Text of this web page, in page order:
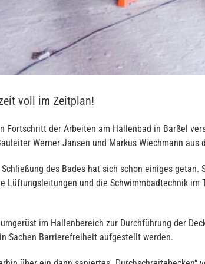
voll im Zeitplan!
Fortschritt der Arbeiten am Hallenbad in Barßel
Werner Jansen und Markus Wiechmann
des Bades hat sich schon einiges
Lüftungsleitungen und die Schwimmbadtechnik
im Hallenbereich zur Durchführung der
Sachen Barrierefreiheit aufgestellt werden.